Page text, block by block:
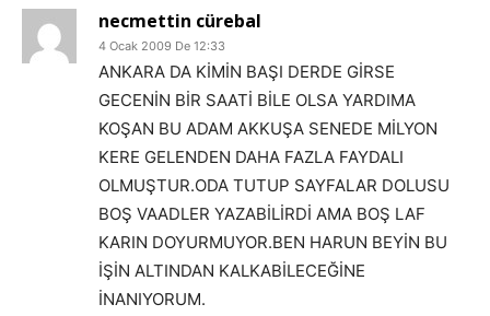
necmettin cürebal
4 Ocak 2009 De 12:33
ANKARA DA KİMİN BAŞI DERDE GİRSE
GECENİN BİR SAATİ BİLE OLSA YARDIMA
KOŞAN BU ADAM AKKUŞA SENEDE MİLYON
KERE GELENDEN DAHA FAZLA FAYDALI
OLMUŞTUR.ODA TUTUP SAYFALAR DOLUSU
BOŞ VAADLER YAZABİLİRDİ AMA BOŞ LAF
KARIN DOYURMUYOR.BEN HARUN BEYİN BU
İŞİN ALTINDAN KALKABİLECEĞİNE
İNANIYORUM.